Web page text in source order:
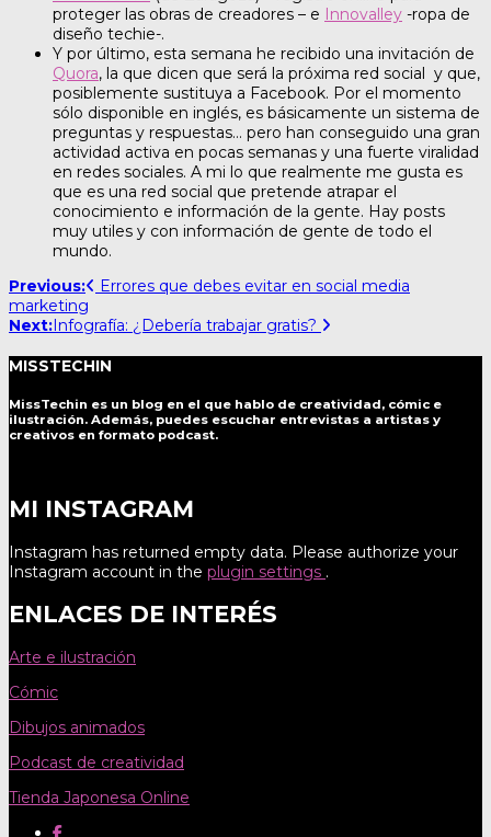
proteger las obras de creadores – e
Innovalley -ropa de
diseño techie-.
Y por último, esta semana he recibido una invitación de
Quora, la que dicen que será la próxima red social y que,
posiblemente sustituya a Facebook. Por el momento
sólo disponible en inglés, es básicamente un sistema de
preguntas y respuestas… pero han conseguido una gran
actividad activa en pocas semanas y una fuerte viralidad
en redes sociales. A mi lo que realmente me gusta es
que es una red social que pretende atrapar el
conocimiento e información de la gente. Hay posts
muy utiles y con información de gente de todo el
mundo.
Post
navigation
Previous:
Errores que debes evitar en social media
marketing
Next: Infografía: ¿Debería trabajar gratis?
MISSTECHIN
MissTechin es un blog en el que hablo de creatividad, cómic e
ilustración. Además, puedes escuchar entrevistas a artistas y
creativos en formato podcast.
MI INSTAGRAM
Instagram has returned empty data. Please authorize your
Instagram account in the plugin settings .
ENLACES DE INTERÉS
Arte e ilustración
Cómic
Dibujos animados
Podcast de creatividad
Tienda Japonesa Online